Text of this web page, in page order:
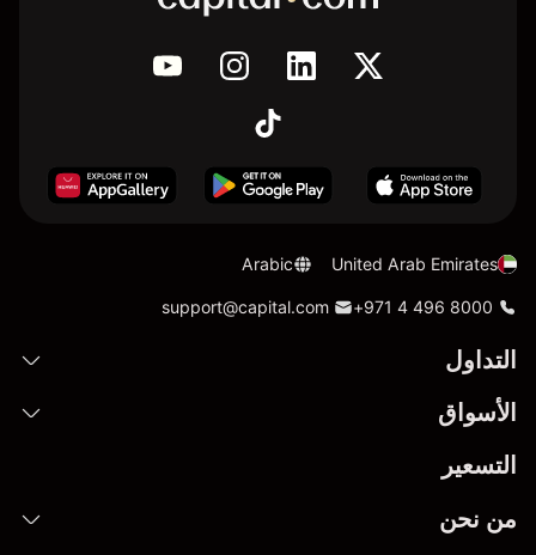
United Arab Emirates
Arabic
+971 4 496 8000
support@capital.com
التداول
الأسواق
التسعير
من نحن